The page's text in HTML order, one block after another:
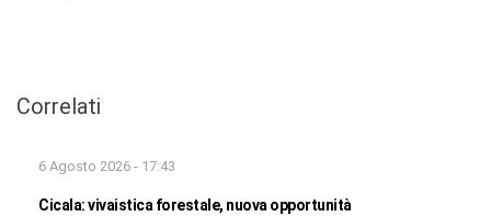
Correlati
6 Agosto 2026 - 17:43
Cicala: vivaistica forestale, nuova opportunità